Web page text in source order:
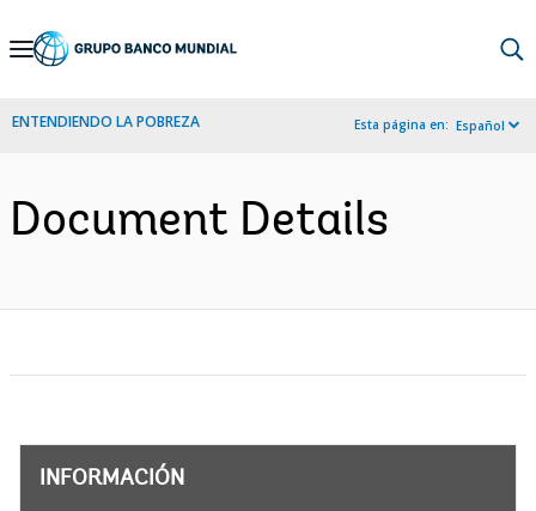
Skip
Navigation
ENTENDIENDO LA POBREZA Esta página en: Español
Document Details
INFORMACIÓN